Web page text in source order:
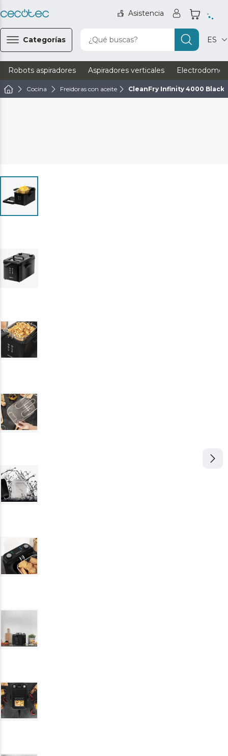
Asistencia
Categorías ¿Qué buscas? ES
Robots aspiradores Aspiradores verticales
Cocina Freidoras con aceite CleanFry Infinity 4000 Black